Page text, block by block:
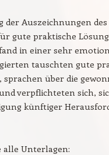
der Auszeichnungen
gute praktische
in einer sehr
tauschten gute
sprachen über die
verpflichteten sich,
künftiger
alle Unterlagen: